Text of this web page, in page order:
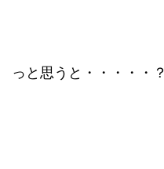
っと思うと・・・・・？